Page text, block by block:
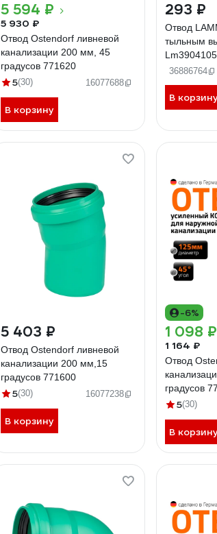
5 594 ₽
5 930 ₽
Отвод Ostendorf ливневой
канализации 200 мм, 45
градусов 771620
5(30) 16077688
В корзину
293 ₽
Отвод
тыльным
36886764
В корзину
5 403 ₽
Отвод Ostendorf ливневой
канализации 200 мм,15
градусов 771600
5(30) 16077238
В корзину
-6%
1 098 ₽
1 164 ₽
Отвод
градусов
5(30)
В корзину